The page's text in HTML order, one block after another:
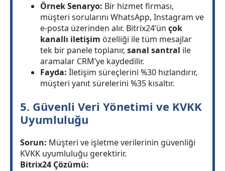
Örnek Senaryo: Bir hizmet firması,
müşteri sorularını WhatsApp, Instagram ve
e-posta üzerinden alır. Bitrix24’ün çok
kanallı iletişim özelliği ile tüm mesajlar
tek bir panele toplanır, sanal santral ile
aramalar CRM’ye kaydedilir.
Fayda: İletişim süreçlerini %30 hızlandırır,
müşteri yanıt sürelerini %35 kısaltır.
5. Güvenli Veri Yönetimi ve KVKK
Uyumluluğu
Sorun: Müşteri ve işletme verilerinin güvenliği
KVKK uyumluluğu gerektirir.
Bitrix24 Çözümü: